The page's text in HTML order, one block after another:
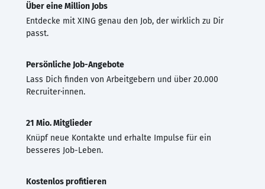
Über eine Million Jobs
Entdecke mit XING genau den Job, der wirklich zu Dir
passt.
Persönliche Job-Angebote
Lass Dich finden von Arbeitgebern und über 20.000
Recruiter·innen.
21 Mio. Mitglieder
Knüpf neue Kontakte und erhalte Impulse für ein
besseres Job-Leben.
Kostenlos profitieren